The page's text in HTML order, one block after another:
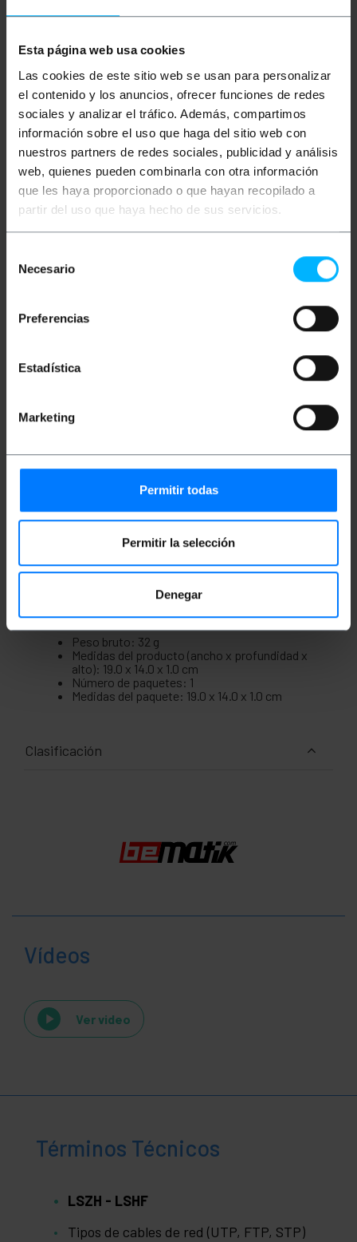
Esta página web usa cookies
Las cookies de este sitio web se usan para personalizar
el contenido y los anuncios, ofrecer funciones de redes
sociales y analizar el tráfico. Además, compartimos
información sobre el uso que haga del sitio web con
nuestros partners de redes sociales, publicidad y análisis
web, quienes pueden combinarla con otra información
que les haya proporcionado o que hayan recopilado a
partir del uso que haya hecho de sus servicios.
Necesario
Preferencias
Estadística
Marketing
Permitir todas
Permitir la selección
Denegar
Descripción
Cable de red ethernet RJ45 de categoría 8.1 S/FTP
(Cat.8.1) de 0.5 m y de color Blanco que permite la
transmisión de datos de ultra alta velocidad.
Especialmente diseñado para instalaciones
profesionales donde se requiere un rendimiento
extremo, como centros de datos, entornos
industriales o conexiones de red de alta exigencia.
Este cable está construido con conductores de
cobre (CU) de alta calidad, cubierta libre de
electromagnéticas. Soporta velocidades de hasta
40 Gbps con un ancho de banda de hasta 2000 MHz.
servidores, cámaras IP y más.
Cable de red ethernet RJ45 de categoría 8.1
S/FTP (Cat. 8.1).
Velocidad de transmisión: hasta 40 Gbps.
Ancho de banda: hasta 2000 MHz.
Conectores RJ45 con pestaña de bloqueo.
Blindaje S/FTP: pares trenzados y blindados
individualmente.
Fabricado con conductores 100% cobre (CU).
Ideal para centros de datos, redes
profesionales o conexiones de alto
rendimiento.
Peso bruto: 32 g
Medidas del producto (ancho x profundidad x
alto): 19.0 x 14.0 x 1.0 cm
Número de paquetes: 1
Medidas del paquete: 19.0 x 14.0 x 1.0 cm
Clasificación
Vídeos
Ver video
Términos Técnicos
LSZH - LSHF
Tipos de cables de red (UTP, FTP, STP)